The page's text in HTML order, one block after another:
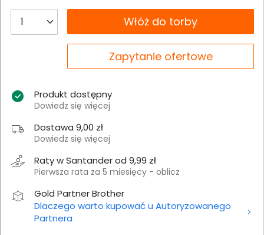
__B2C.PRODUCT.QUANTITYWłóż do torby
Zapytanie ofertowe
Produkt dostępny
Dowiedz się więcej
Dostawa 9,00 zł
Dowiedz się więcej
Raty w Santander od 9,99 zł
Pierwsza rata za 5 miesięcy - oblicz
Gold Partner Brother
Dlaczego warto kupować u Autoryzowanego
Partnera